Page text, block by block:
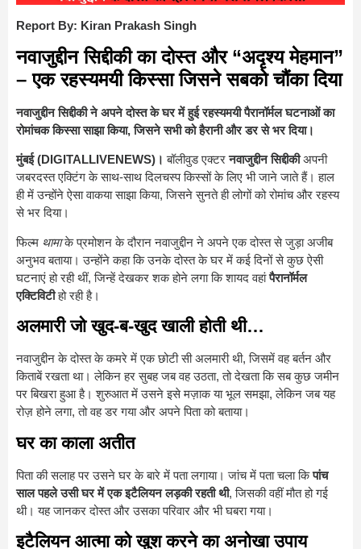
Report By: Kiran Prakash Singh
नवाजुद्दीन सिद्दीकी का दोस्त और “अदृश्य मेहमान”
– एक रहस्यमयी किस्सा जिसने सबको चौंका दिया
नवाजुद्दीन सिद्दीकी ने अपने दोस्त के घर में हुई रहस्यमयी पैरानॉर्मल घटनाओं का
रोमांचक किस्सा साझा किया, जिसने सभी को हैरानी और डर से भर दिया।
मुंबई (DIGITALLIVENEWS)। बॉलीवुड एक्टरनवाजुद्दीन सिद्दीकीअपनी
जबरदस्त एक्टिंग के साथ-साथ दिलचस्प किस्सों के लिए भी जाने जाते हैं। हाल
ही में उन्होंने ऐसा वाकया साझा किया, जिसने सुनते ही लोगों को रोमांच और रहस्य
से भर दिया।
फिल्म थामाके प्रमोशन के दौरान नवाजुद्दीन ने अपने एक दोस्त से जुड़ा अजीब
अनुभव बताया। उन्होंने कहा कि उनके दोस्त के घर में कई दिनों से कुछ ऐसी
घटनाएं हो रही थीं, जिन्हें देखकर शक होने लगा कि शायद वहांपैरानॉर्मल
एक्टिविटीहो रही है।
अलमारी जो खुद-ब-खुद खाली होती थी…
नवाजुद्दीन के दोस्त के कमरे में एक छोटी सी अलमारी थी, जिसमें वह बर्तन और
किताबें रखता था। लेकिन हर सुबह जब वह उठता, तो देखता कि सब कुछ जमीन
पर बिखरा हुआ है। शुरुआत में उसने इसे मज़ाक या भूल समझा, लेकिन जब यह
रोज़ होने लगा, तो वह डर गया और अपने पिता को बताया।
घर का काला अतीत
पिता की सलाह पर उसने घर के बारे में पता लगाया। जांच में पता चला किपांच
साल पहले उसी घर में एक इटैलियन लड़की रहती थी, जिसकी वहीं मौत हो गई
थी। यह जानकर दोस्त और उसका परिवार और भी घबरा गया।
इटैलियन आत्मा को खुश करने का अनोखा उपाय